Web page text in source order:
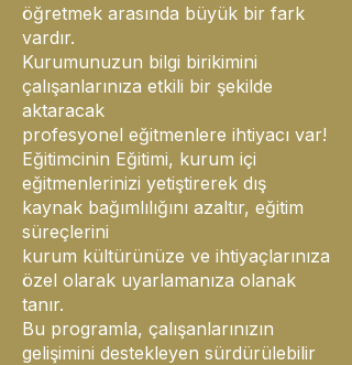
öğretmek arasında büyük bir fark
vardır.
Kurumunuzun bilgi birikimini
çalışanlarınıza etkili bir şekilde
aktaracak
profesyonel eğitmenlere ihtiyacı var!
Eğitimcinin Eğitimi, kurum içi
eğitmenlerinizi yetiştirerek dış
kaynak bağımlılığını azaltır, eğitim
süreçlerini
kurum kültürünüze ve ihtiyaçlarınıza
özel olarak uyarlamanıza olanak
tanır.
Bu programla, çalışanlarınızın
gelişimini destekleyen sürdürülebilir